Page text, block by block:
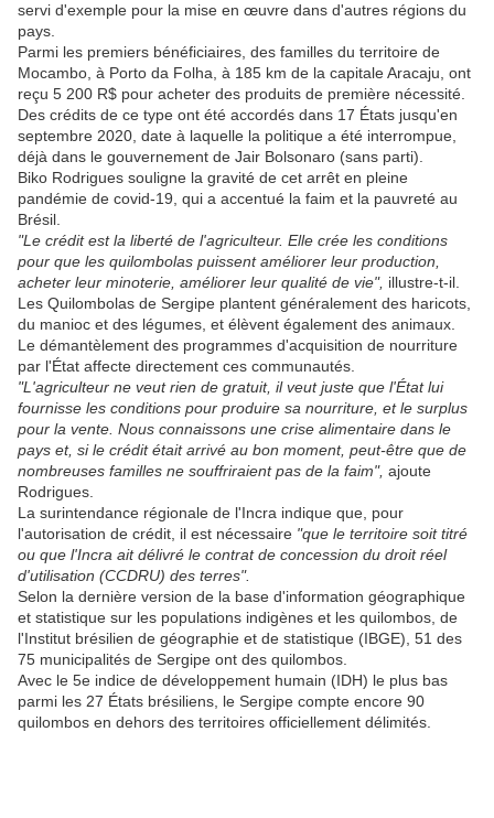
servi d'exemple pour la mise en œuvre dans d'autres régions du
pays.
Parmi les premiers bénéficiaires, des familles du territoire de
Mocambo, à Porto da Folha, à 185 km de la capitale Aracaju, ont
reçu 5 200 R$ pour acheter des produits de première nécessité.
Des crédits de ce type ont été accordés dans 17 États jusqu'en
septembre 2020, date à laquelle la politique a été interrompue,
déjà dans le gouvernement de Jair Bolsonaro (sans parti).
Biko Rodrigues souligne la gravité de cet arrêt en pleine
pandémie de covid-19, qui a accentué la faim et la pauvreté au
Brésil.
"Le crédit est la liberté de l'agriculteur. Elle crée les conditions
pour que les quilombolas puissent améliorer leur production,
acheter leur minoterie, améliorer leur qualité de vie", illustre-t-il.
Les Quilombolas de Sergipe plantent généralement des haricots,
du manioc et des légumes, et élèvent également des animaux.
Le démantèlement des programmes d'acquisition de nourriture
par l'État affecte directement ces communautés.
"L'agriculteur ne veut rien de gratuit, il veut juste que l'État lui
fournisse les conditions pour produire sa nourriture, et le surplus
pour la vente. Nous connaissons une crise alimentaire dans le
pays et, si le crédit était arrivé au bon moment, peut-être que de
nombreuses familles ne souffriraient pas de la faim", ajoute
Rodrigues.
La surintendance régionale de l'Incra indique que, pour
l'autorisation de crédit, il est nécessaire "que le territoire soit titré
ou que l'Incra ait délivré le contrat de concession du droit réel
d'utilisation (CCDRU) des terres".
Selon la dernière version de la base d'information géographique
et statistique sur les populations indigènes et les quilombos, de
l'Institut brésilien de géographie et de statistique (IBGE), 51 des
75 municipalités de Sergipe ont des quilombos.
Avec le 5e indice de développement humain (IDH) le plus bas
parmi les 27 États brésiliens, le Sergipe compte encore 90
quilombos en dehors des territoires officiellement délimités.